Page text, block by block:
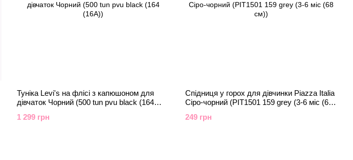
Туніка Levi's на флісі з капюшоном для
дівчаток Чорний (500 tun pvu black (164
1 299 грн
Спідниця у горох для дівчинки Piazza Italia
Сіро-чорний (PIT1501 159 grey (3-6 міс (68
249 грн